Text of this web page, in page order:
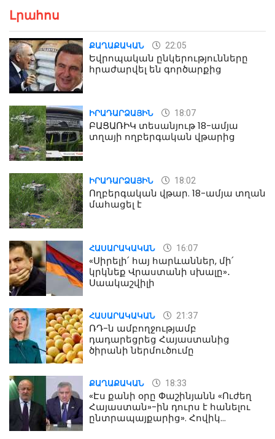
Լրահոս
ՔԱՂԱՔԱԿԱՆ 22:05
Եվրոպական ընկերությունները
հրաժարվել են գործարքից
ԻՐԱԴԱՐՁԱՅԻՆ 18:07
ԲԱՑԱՌԻԿ տեսանյութ 18-ամյա
տղայի ողբերգական վթարից
ԻՐԱԴԱՐՁԱՅԻՆ 18:02
Ողբերգական վթար. 18-ամյա տղան
մահացել է
ՀԱՍԱՐԱԿԱԿԱՆ 16:07
«Սիրելի՛ հայ հարևաններ, մի՛
կրկնեք Վրաստանի սխալը»․
Սաակաշվիլի
ՀԱՍԱՐԱԿԱԿԱՆ 21:37
ՌԴ-ն ամբողջությամբ
դադարեցրեց Հայաստանից
ծիրանի ներմուծումը
ՔԱՂԱՔԱԿԱՆ 18:33
«Էս քանի օրը Փաշինյանն «Ուժեղ
Հայաստան»-ին դուրս է հանելու
ընտրապայքարից». Հովիկ